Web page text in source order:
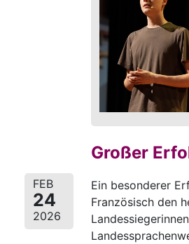
FEB
24
2026
Großer
Ein besonderer
Französisch den